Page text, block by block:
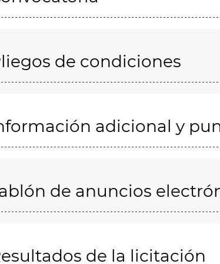
de condiciones
adicional y
de anuncios
de la licitación